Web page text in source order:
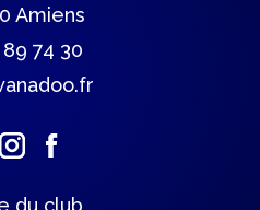
Amiens
74 30
du club